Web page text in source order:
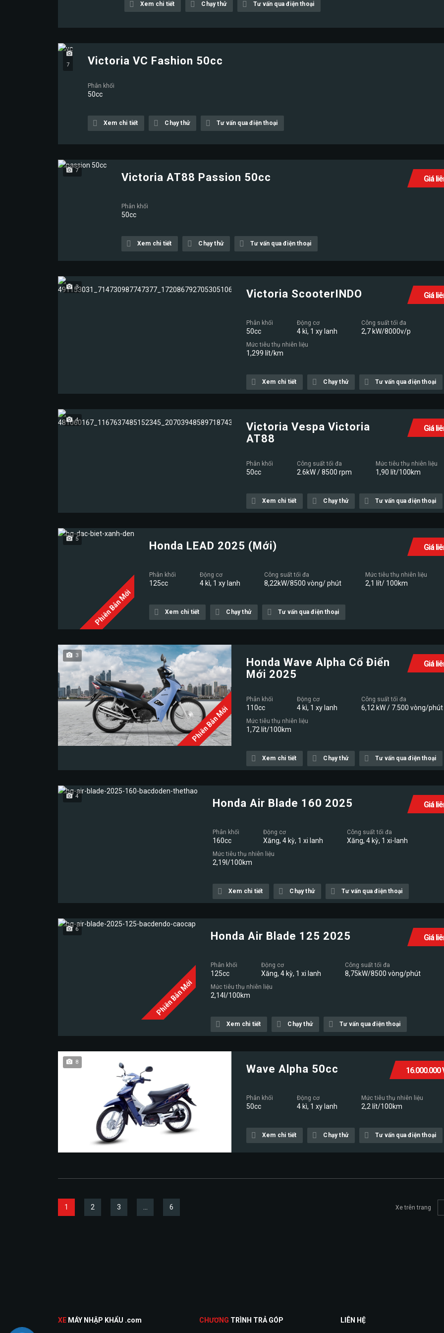
Xem chi tiết Chạy thử Tư vấn qua điện thoại
7 Victoria VC Fashion 50cc
Phân khối
50cc
Xem chi tiết Chạy thử Tư vấn qua điện thoại
7
Giá
Victoria AT88 Passion 50cc
Phân khối
50cc
Xem chi tiết Chạy thử Tư vấn qua điện thoại
3
Giá
Victoria ScooterINDO
Phân khối
50cc
Động cơ
4 kì, 1 xy lanh
Công suất tối đa
2,7 kW/8000v/p
Mức tiêu thụ nhiên liệu
1,299 lít/km
Xem chi tiết Chạy thử Tư vấn qua điện thoại
4
Giá
Victoria Vespa Victoria
AT88
Phân khối
50cc
Công suất tối đa
2.6kW / 8500 rpm
Mức tiêu thụ nhiên liệu
1,90 lít/100km
Xem chi tiết Chạy thử Tư vấn qua điện thoại
Phiên Bản Mới
5
Giá
Honda LEAD 2025 (Mới)
Phân khối
125cc
Động cơ
4 kì, 1 xy lanh
Công suất tối đa
8,22kW/8500 vòng/ phút
Mức tiêu thụ nhiên liệu
2,1 lít/ 100km
Xem chi tiết Chạy thử Tư vấn qua điện thoại
Phiên Bản Mới
3
Giá
Honda Wave Alpha Cổ Điển
Mới 2025
Phân khối
110cc
Động cơ
4 kì, 1 xy lanh
Công suất tối đa
6,12 kW / 7.500 vòng/phút
Mức tiêu thụ nhiên liệu
1,72 lít/100km
Xem chi tiết Chạy thử Tư vấn qua điện thoại
4
Giá
Honda Air Blade 160 2025
Phân khối
160cc
Động cơ
Xăng, 4 kỳ, 1 xi lanh
Công suất tối đa
Xăng, 4 kỳ, 1 xi-lanh
Mức tiêu thụ nhiên liệu
2,19l/100km
Xem chi tiết Chạy thử Tư vấn qua điện thoại
Phiên Bản Mới
6
Giá
Honda Air Blade 125 2025
Phân khối
125cc
Động cơ
Xăng, 4 kỳ, 1 xi lanh
Công suất tối đa
8,75kW/8500 vòng/phút
Mức tiêu thụ nhiên liệu
2,14l/100km
Xem chi tiết Chạy thử Tư vấn qua điện thoại
8
16.000.000
Wave Alpha 50cc
Phân khối
50cc
Động cơ
4 kì, 1 xy lanh
Mức tiêu thụ nhiên liệu
2,2 lít/100km
Xem chi tiết Chạy thử Tư vấn qua điện thoại
1 2 3 … 6 Xe trên trang
XE MÁY NHẬP KHẨU .com CHƯƠNG TRÌNH TRẢ GÓP LIÊN HỆ